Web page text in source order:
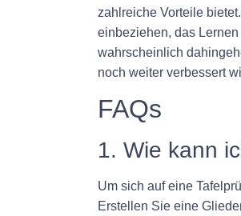
zahlreiche Vorteile
einbeziehen, das
wahrscheinlich
noch weiter verbessert
FAQs
1. Wie kann
Um sich auf eine
Erstellen Sie eine